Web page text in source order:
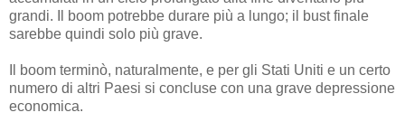
grandi. Il boom potrebbe durare più a lungo; il bust finale
sarebbe quindi solo più grave.
Il boom terminò, naturalmente, e per gli Stati Uniti e un certo
numero di altri Paesi si concluse con una grave depressione
economica.